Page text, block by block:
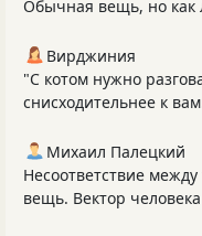
Обычная вещь, но как
Вирджиния
"С котом нужно
снисходительнее к
Михаил Палецкий
Несоответствие
вещь. Вектор